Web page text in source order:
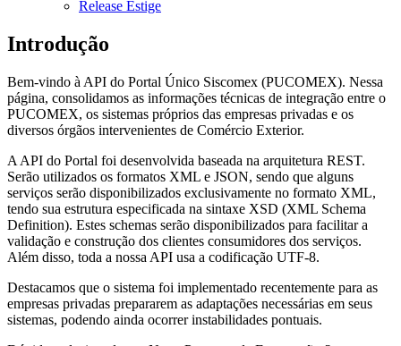
Release Estige
Introdução
Bem-vindo à API do Portal Único Siscomex (PUCOMEX). Nessa
página, consolidamos as informações técnicas de integração entre o
PUCOMEX, os sistemas próprios das empresas privadas e os
diversos órgãos intervenientes de Comércio Exterior.
A API do Portal foi desenvolvida baseada na arquitetura REST.
Serão utilizados os formatos XML e JSON, sendo que alguns
serviços serão disponibilizados exclusivamente no formato XML,
tendo sua estrutura especificada na sintaxe XSD (XML Schema
Definition). Estes schemas serão disponibilizados para facilitar a
validação e construção dos clientes consumidores dos serviços.
Além disso, toda a nossa API usa a codificação UTF-8.
Destacamos que o sistema foi implementado recentemente para as
empresas privadas prepararem as adaptações necessárias em seus
sistemas, podendo ainda ocorrer instabilidades pontuais.